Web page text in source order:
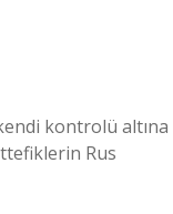
kontrolü altına
Rus